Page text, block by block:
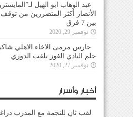
عبد الوهاب ابو الهيل
الأنصار أكثر المتضررين من
بين 7 فرق
نوفمبر 29, 2020
حارس مرمى الاخاء الاهلي
حلم النادي الفوز بلقب الدوري
نوفمبر 27, 2020
أخبار وأسرار
لقب ثانٍ للنجمة مع المدرب